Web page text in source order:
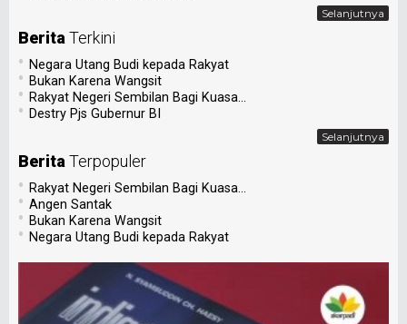
Selanjutnya
Berita Terkini
• Negara Utang Budi kepada Rakyat
• Bukan Karena Wangsit
• Rakyat Negeri Sembilan Bagi Kuasa...
• Destry Pjs Gubernur BI
Selanjutnya
Berita Terpopuler
• Rakyat Negeri Sembilan Bagi Kuasa...
• Angen Santak
• Bukan Karena Wangsit
• Negara Utang Budi kepada Rakyat